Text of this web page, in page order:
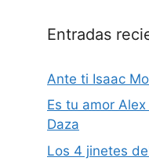
Entradas
Ante ti Isaac
Es tu amor
Daza
Los 4 jinetes